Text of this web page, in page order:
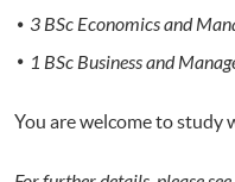
3 BSc Economics and
1 BSc Business and
You are welcome to study